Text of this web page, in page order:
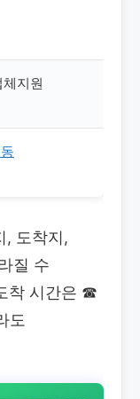
지원
, 도착지,
질 수
착 시간은 ☎
도